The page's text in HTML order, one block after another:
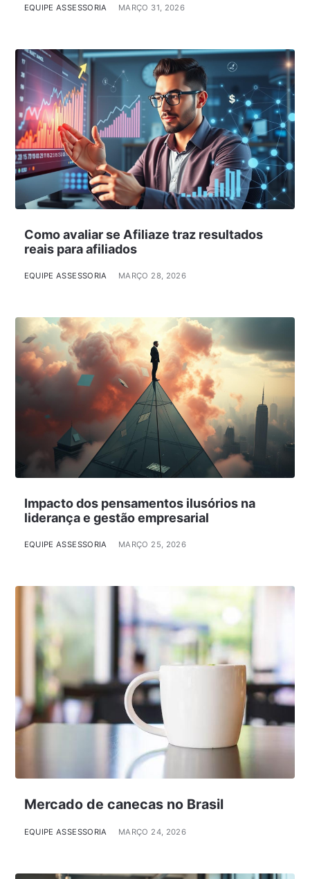
EQUIPE ASSESSORIA MARÇO 31, 2026
Como avaliar se Afiliaze traz resultados
reais para afiliados
EQUIPE ASSESSORIA MARÇO 28, 2026
Impacto dos pensamentos ilusórios na
liderança e gestão empresarial
EQUIPE ASSESSORIA MARÇO 25, 2026
Mercado de canecas no Brasil
EQUIPE ASSESSORIA MARÇO 24, 2026